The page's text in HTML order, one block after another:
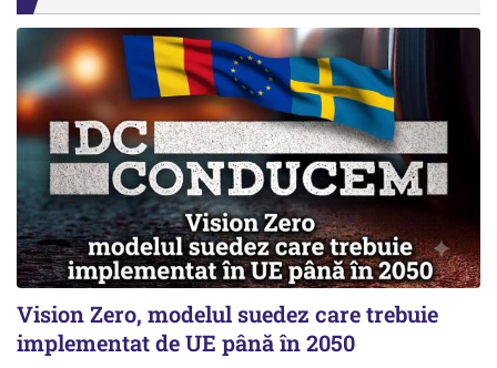
Vision Zero, modelul suedez care trebuie
implementat de UE până în 2050